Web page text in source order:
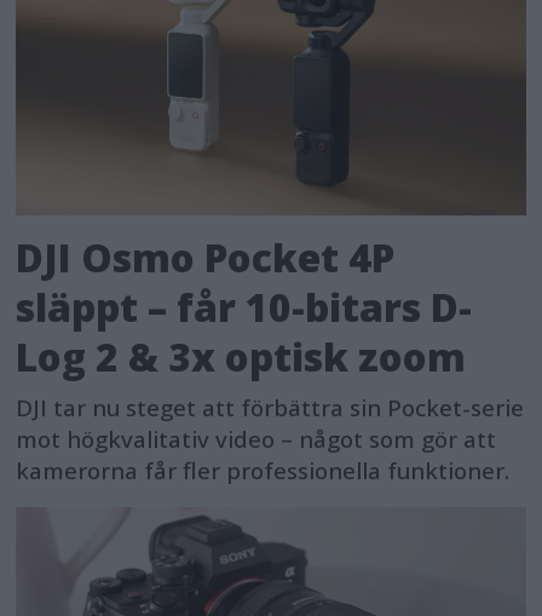
DJI Osmo Pocket 4P
släppt – får 10-bitars D-
Log 2 & 3x optisk zoom
DJI tar nu steget att förbättra sin Pocket-serie
mot högkvalitativ video – något som gör att
kamerorna får fler professionella funktioner.